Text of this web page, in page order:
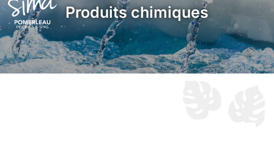
Produits chimiques